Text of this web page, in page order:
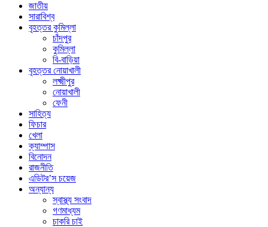
জাতীয়
সারাবিশ্ব
বৃহত্তর কুমিল্লা
চাঁদপুর
কুমিল্লা
বি-বাড়িয়া
বৃহত্তর নোয়াখালী
লক্ষ্মীপুর
নোয়াখালী
ফেনী
সাহিত্য
ফিচার
খেলা
ক্যাম্পাস
বিনোদন
রাজনীতি
এডিটর’স চয়েজ
অন্যান্য
স্বাস্থ্য সংবাদ
গণমাধ্যম
চাকরি চাই